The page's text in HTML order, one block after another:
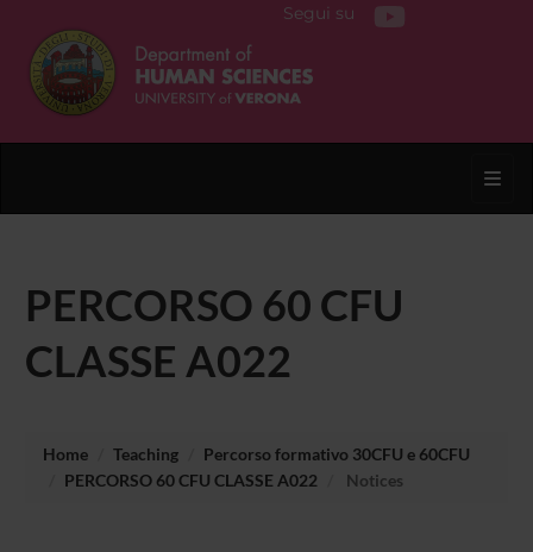
Segui su
PERCORSO 60 CFU
CLASSE A022
Home Teaching
Percorso formativo 30CFU e 60CFU
PERCORSO 60 CFU CLASSE A022
Notices